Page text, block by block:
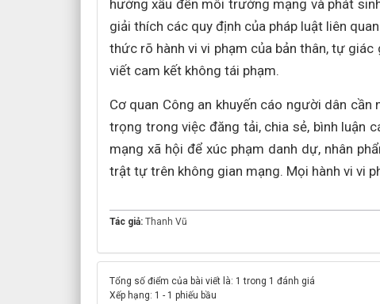
hưởng xấu đến môi trường mạng và phát
giải thích các quy định của pháp luật liên
thức rõ hành vi vi phạm của bản thân, tự
viết cam kết không tái phạm.
Cơ quan Công an khuyến cáo người dân
trọng trong việc đăng tải, chia sẻ, bình luận
mạng xã hội để xúc phạm danh dự, nhân
trật tự trên không gian mạng. Mọi hành vi vi
Tác giả: Thanh Vũ
Tổng số điểm của bài viết là: 1 trong 1 đánh giá
Xếp hạng: 1 - 1 phiếu bầu